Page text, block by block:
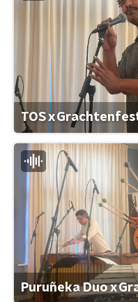
TOS x
Puruñeka Duo x